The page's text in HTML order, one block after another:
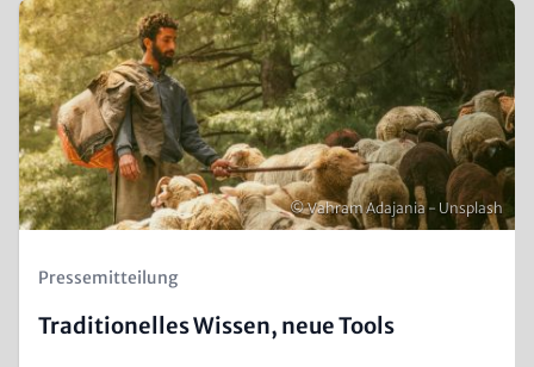
Teaser
Image
Urheberrecht
© Vahram Adajania - Unsplash
Kicker
Pressemitteilung
Traditionelles Wissen, neue Tools